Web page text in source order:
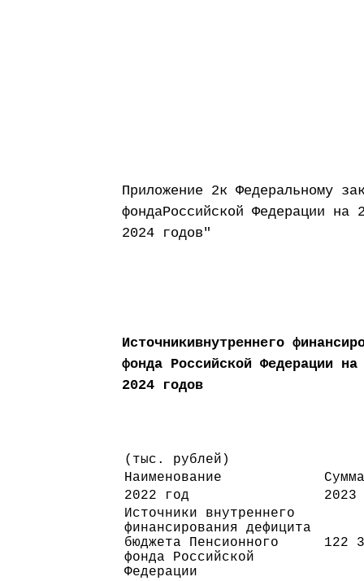
Приложение 2к Федеральному
фондаРоссийской Федерации
2024 годов"
Источникивнутреннего
фонда Российской Федерации
2024 годов
(тыс. рублей)
Наименование
Сумма
2022 год
2023
Источники внутреннего
финансирования дефицита
бюджета Пенсионного
фонда Российской
Федерации
122